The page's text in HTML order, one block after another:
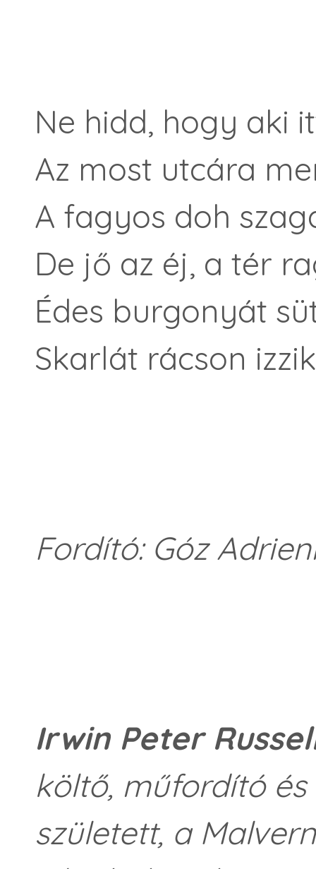
Ne hidd, hogy aki
Az most utcára
A fagyos doh
De jő az éj, a tér
Édes burgonyát
Skarlát rácson
Fordító: Góz
Irwin Peter
költő, műfordító
született, a